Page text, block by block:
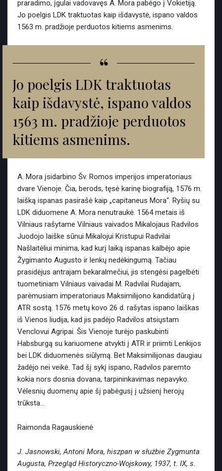
praradimo, įgulai vadovavęs A. Mora pabėgo į Vokietiją.
Jo poelgis LDK traktuotas kaip išdavystė, ispano valdos
1563 m. pradžioje perduotos kitiems asmenims.
“
Jo poelgis LDK traktuotas
kaip išdavystė, ispano valdos
1563 m. pradžioje perduotos
kitiems asmenims.
A. Mora įsidarbino Šv. Romos imperijos imperatoriaus
dvare Vienoje. Čia, berods, tęsė karinę biografiją, 1576 m.
laišką ispanas pasirašė kaip „capitaneus Mora“. Ryšių su
LDK diduomene A. Mora nenutraukė. 1564 metais iš
Vilniaus rašytame Vilniaus vaivados Mikalojaus Radvilos
Juodojo laiške sūnui Mikalojui Kristupui Radvilai
Našlaitėliui minima, kad kurį laiką ispanas kalbėjo apie
Žygimanto Augusto ir lenkų nedėkingumą. Tačiau
prasidėjus antrajam bekaralmečiui, jis stengėsi pagelbėti
tuometiniam Vilniaus vaivadai M. Radvilai Rudajam,
parėmusiam imperatoriaus Maksimilijono kandidatūrą į
ATR sostą. 1576 metų kovo 26 d. rašytas ispano laiškas
iš Vienos liudija, kad jis padėjo Radvilos atsiųstam
Venclovui Agripai. Šis Vienoje turėjo paskubinti
Habsburgą su kariuomene atvykti į ATR ir priimti Lenkijos
bei LDK diduomenės siūlymą. Bet Maksimilijonas daugiau
žadėjo nei veikė. Tad šį sykį ispano, Radvilos paremto
kokia nors dosnia dovana, tarpininkavimas nepavyko.
Vėlesnių duomenų apie šį pabėgusį į užsienį herojų
trūksta…
Raimonda Ragauskienė
J. Jasnowski, Antoni Mora, hiszpan w służbie Zygmunta
Augusta, Przegląd Historyczno-Wojskowy, 1937, t. IX, s.